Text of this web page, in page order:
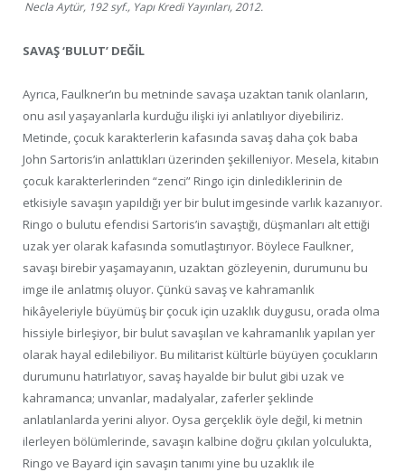
Necla Aytür, 192 syf., Yapı Kredi Yayınları, 2012.
SAVAŞ ‘BULUT’ DEĞİL
Ayrıca, Faulkner’ın bu metninde savaşa uzaktan tanık olanların,
onu asıl yaşayanlarla kurduğu ilişki iyi anlatılıyor diyebiliriz.
Metinde, çocuk karakterlerin kafasında savaş daha çok baba
John Sartoris’in anlattıkları üzerinden şekilleniyor. Mesela, kitabın
çocuk karakterlerinden “zenci” Ringo için dinlediklerinin de
etkisiyle savaşın yapıldığı yer bir bulut imgesinde varlık kazanıyor.
Ringo o bulutu efendisi Sartoris’in savaştığı, düşmanları alt ettiği
uzak yer olarak kafasında somutlaştırıyor. Böylece Faulkner,
savaşı birebir yaşamayanın, uzaktan gözleyenin, durumunu bu
imge ile anlatmış oluyor. Çünkü savaş ve kahramanlık
hikâyeleriyle büyümüş bir çocuk için uzaklık duygusu, orada olma
hissiyle birleşiyor, bir bulut savaşılan ve kahramanlık yapılan yer
olarak hayal edilebiliyor. Bu militarist kültürle büyüyen çocukların
durumunu hatırlatıyor, savaş hayalde bir bulut gibi uzak ve
kahramanca; unvanlar, madalyalar, zaferler şeklinde
anlatılanlarda yerini alıyor. Oysa gerçeklik öyle değil, ki metnin
ilerleyen bölümlerinde, savaşın kalbine doğru çıkılan yolculukta,
Ringo ve Bayard için savaşın tanımı yine bu uzaklık ile